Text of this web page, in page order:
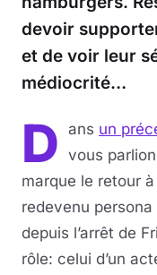
devoir
et de voir leur
médiocrité…
D ans un
vous
marque le retour
redevenu
depuis l’arrêt de
rôle: celui d’un